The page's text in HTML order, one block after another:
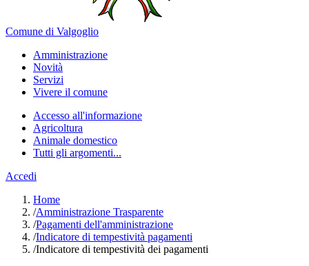
Comune di Valgoglio
Amministrazione
Novità
Servizi
Vivere il comune
Accesso all'informazione
Agricoltura
Animale domestico
Tutti gli argomenti...
Accedi
Home
/Amministrazione Trasparente
/Pagamenti dell'amministrazione
/Indicatore di tempestività pagamenti
/Indicatore di tempestività dei pagamenti